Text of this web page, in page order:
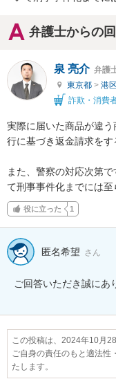
弁護士からの
泉 亮介 弁護
東京都 > 港
詐欺・消費
実際に届いた商品が違
行に基づき返金請求をす
また、警察の対応次第
て刑事事件化までには至
役に立った 1
匿名希望 さん
ご回答いただき誠にあ
この投稿は、2024年10月
ご自身の責任のもと適法
たします。